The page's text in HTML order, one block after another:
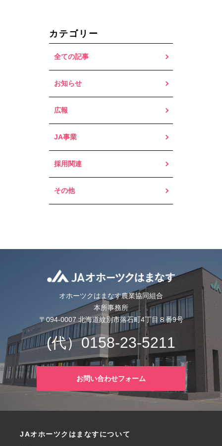
カテゴリー
全ての記事
お知らせ
広報
JA事業
採用関連
その他
JAオホーツ
オホーツクはまなす農業協同組合
本所事務所
〒094-0007 北海道紋別市落石町4丁目８番9号
(代）0158-23-5211
お問い合わせフォーム
JAオホーツクはまなすについて